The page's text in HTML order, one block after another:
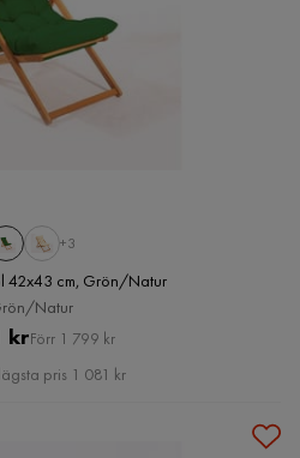
+3
42x43 cm, Grön/Natur
Natur
Pris
krOriginal
Pris
Förr 1 799 kr
pris 1 081 kr